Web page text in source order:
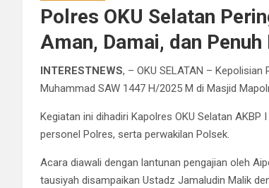
Polres OKU Selatan
Aman, Damai, dan Penuh
INTERESTNEWS, – OKU SELATAN –
Muhammad SAW 1447 H/2025 M di Masjid
Kegiatan ini dihadiri Kapolres OKU Selatan AKBP
personel Polres, serta perwakilan Polsek.
Acara diawali dengan lantunan pengajian oleh
tausiyah disampaikan Ustadz Jamaludin Malik